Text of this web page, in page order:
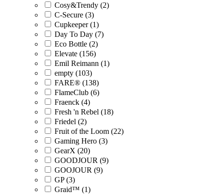
Cosy&Trendy (2)
C-Secure (3)
Cupkeeper (1)
Day To Day (7)
Eco Bottle (2)
Elevate (156)
Emil Reimann (1)
empty (103)
FARE® (138)
FlameClub (6)
Fraenck (4)
Fresh 'n Rebel (18)
Friedel (2)
Fruit of the Loom (22)
Gaming Hero (3)
GearX (20)
GOODJOUR (9)
GOOJOUR (9)
GP (3)
Graid™ (1)